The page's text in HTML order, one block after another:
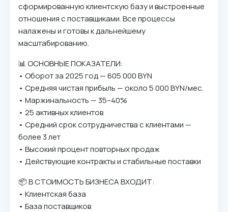
сформированную клиентскую базу и выстроенные
отношения с поставщиками. Все процессы
налажены и готовы к дальнейшему
масштабированию.
📊 ОСНОВНЫЕ ПОКАЗАТЕЛИ:
• Оборот за 2025 год — 605 000 BYN
• Средняя чистая прибыль — около 5 000 BYN/мес.
• Маржинальность — 35–40%
• 25 активных клиентов
• Средний срок сотрудничества с клиентами —
более 3 лет
• Высокий процент повторных продаж
• Действующие контракты и стабильные поставки
📦 В СТОИМОСТЬ БИЗНЕСА ВХОДИТ:
• Клиентская база
• База поставщиков